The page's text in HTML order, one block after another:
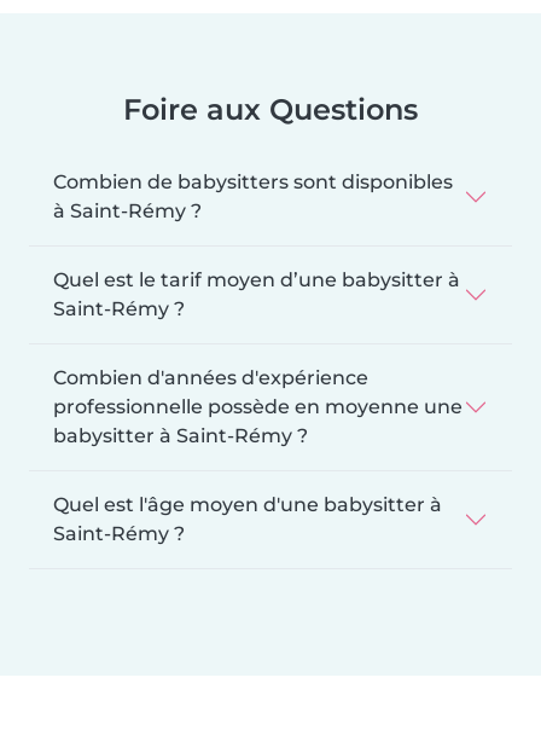
Foire aux Questions
Combien de babysitters sont disponibles
à Saint-Rémy ?
Quel est le tarif moyen d’une babysitter à
Saint-Rémy ?
Combien d'années d'expérience
professionnelle possède en moyenne une
babysitter à Saint-Rémy ?
Quel est l'âge moyen d'une babysitter à
Saint-Rémy ?